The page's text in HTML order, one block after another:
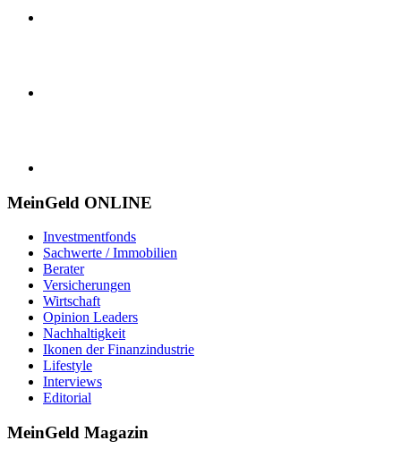
MeinGeld ONLINE
Investmentfonds
Sachwerte / Immobilien
Berater
Versicherungen
Wirtschaft
Opinion Leaders
Nachhaltigkeit
Ikonen der Finanzindustrie
Lifestyle
Interviews
Editorial
MeinGeld Magazin